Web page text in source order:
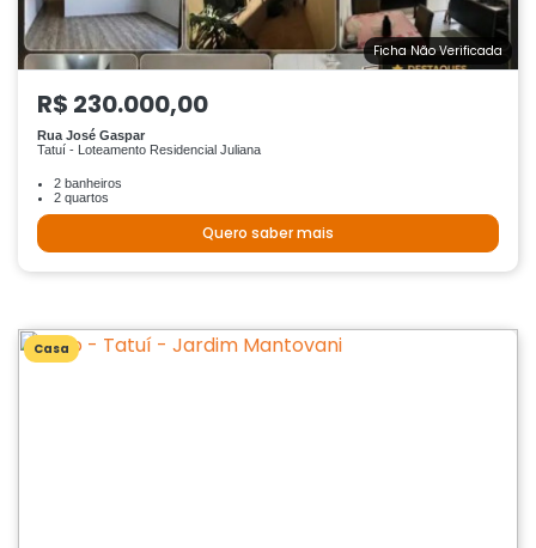
Ficha Não Verificada
R$ 230.000,00
Rua José Gaspar
Tatuí - Loteamento Residencial Juliana
2 banheiros
2 quartos
Quero saber mais
Casa